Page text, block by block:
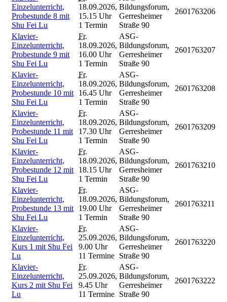
Einzelunterricht,
Probestunde 8 mit
Shu Fei Lu
18.09.2026,
15.15 Uhr
1 Termin
Bildungsforum,
Gerresheimer
Straße 90
2601763206
Klavier-
Einzelunterricht,
Probestunde 9 mit
Shu Fei Lu
Fr.
18.09.2026,
16.00 Uhr
1 Termin
ASG-
Bildungsforum,
Gerresheimer
Straße 90
2601763207
Klavier-
Einzelunterricht,
Probestunde 10 mit
Shu Fei Lu
Fr.
18.09.2026,
16.45 Uhr
1 Termin
ASG-
Bildungsforum,
Gerresheimer
Straße 90
2601763208
Klavier-
Einzelunterricht,
Probestunde 11 mit
Shu Fei Lu
Fr.
18.09.2026,
17.30 Uhr
1 Termin
ASG-
Bildungsforum,
Gerresheimer
Straße 90
2601763209
Klavier-
Einzelunterricht,
Probestunde 12 mit
Shu Fei Lu
Fr.
18.09.2026,
18.15 Uhr
1 Termin
ASG-
Bildungsforum,
Gerresheimer
Straße 90
2601763210
Klavier-
Einzelunterricht,
Probestunde 13 mit
Shu Fei Lu
Fr.
18.09.2026,
19.00 Uhr
1 Termin
ASG-
Bildungsforum,
Gerresheimer
Straße 90
2601763211
Klavier-
Einzelunterricht,
Kurs 1 mit Shu Fei
Lu
Fr.
25.09.2026,
9.00 Uhr
11 Termine
ASG-
Bildungsforum,
Gerresheimer
Straße 90
2601763220
Klavier-
Einzelunterricht,
Kurs 2 mit Shu Fei
Lu
Fr.
25.09.2026,
9.45 Uhr
11 Termine
ASG-
Bildungsforum,
Gerresheimer
Straße 90
2601763222